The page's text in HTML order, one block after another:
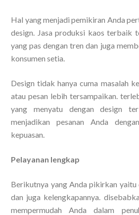
Hal yang menjadi pemikiran Anda
design. Jasa produksi kaos terbaik
yang pas dengan tren dan juga
konsumen setia.
Design tidak hanya cuma masalah
atau pesan lebih tersampaikan.
yang menyatu dengan design
menjadikan pesanan Anda
kepuasan.
Pelayanan lengkap
Berikutnya yang Anda pikirkan yaitu
dan juga kelengkapannya.
mempermudah Anda dalam